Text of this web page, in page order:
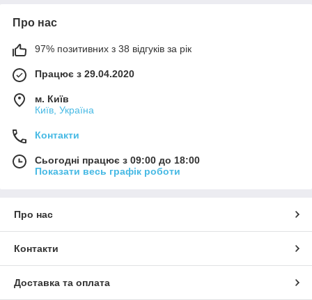
Про нас
97% позитивних з 38 відгуків за рік
Працює з 29.04.2020
м. Київ
Київ, Україна
Контакти
Сьогодні працює з 09:00 до 18:00
Показати весь графік роботи
Про нас
Контакти
Доставка та оплата